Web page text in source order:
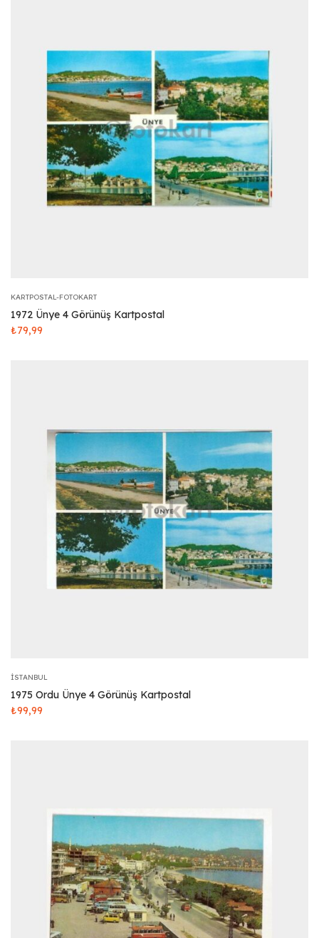
KARTPOSTAL-FOTOKART
1972 Ünye 4 Görünüş Kartpostal
₺79,99
İSTANBUL
1975 Ordu Ünye 4 Görünüş Kartpostal
₺99,99